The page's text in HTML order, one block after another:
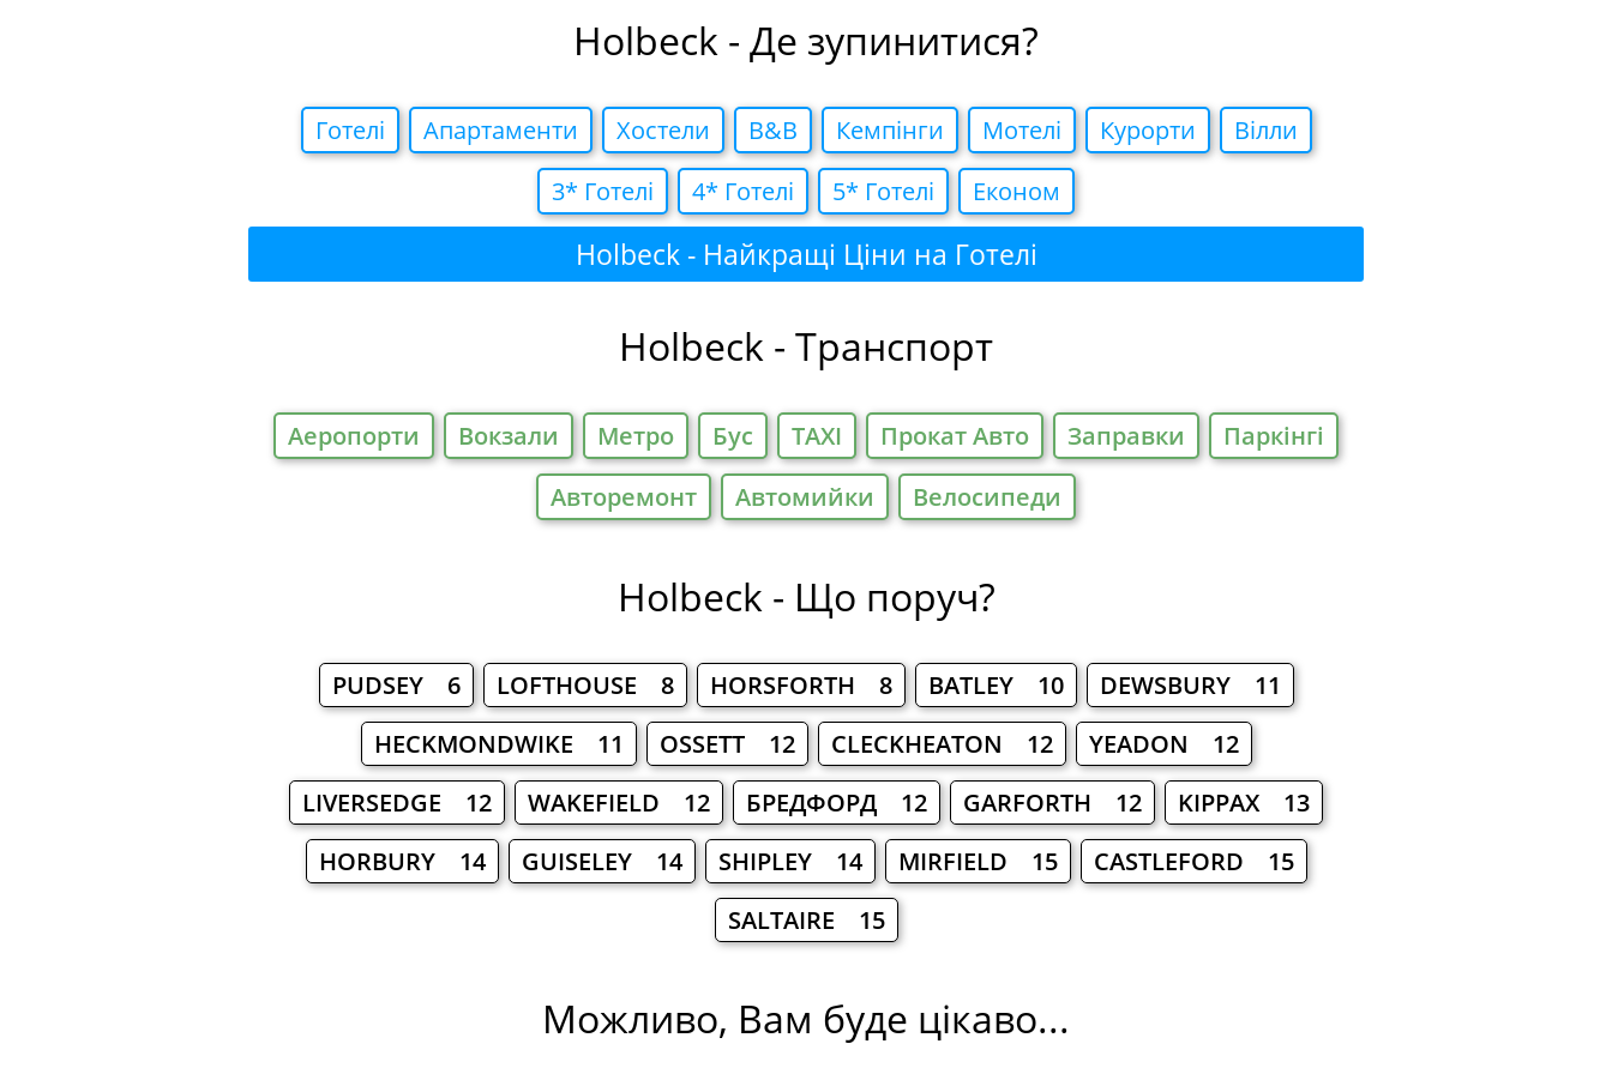
Holbeck - Де зупинитися?
Готелi Апартаменти Хостели B&B Кемпiнги Мотелi Курорти
Вiлли
3* Готелi
4* Готелi 5* Готелi Економ
Holbeck - Найкращі Ціни на Готелі
Holbeck - Транспорт
Аеропорти Вокзали Метро Бус TAXI Прокат Авто Заправки
Паркiнгi
Авторемонт
Автомийки Велосипеди
Holbeck - Що поруч?
PUDSEY 6 LOFTHOUSE 8 HORSFORTH 8 BATLEY 10
DEWSBURY 11
HECKMONDWIKE 11
OSSETT 12 CLECKHEATON 12
YEADON 12
LIVERSEDGE 12
WAKEFIELD 12 БРЕДФОРД 12 GARFORTH 12
KIPPAX 13
HORBURY 14
GUISELEY 14 SHIPLEY 14 MIRFIELD 15
CASTLEFORD 15
SALTAIRE 15
Можливо, Вам буде цікаво...